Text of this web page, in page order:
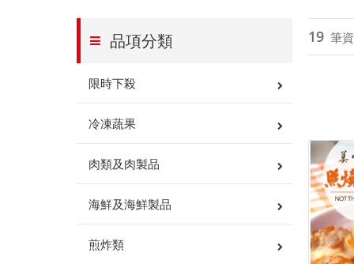
19 筆
品項分類
限時下殺
冷凍蔬果
肉類及肉製品
海鮮及海鮮製品
煎炸類